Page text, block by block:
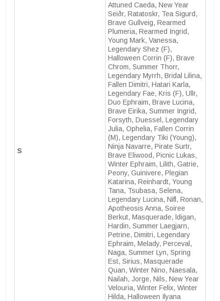
S
Attuned Caeda, New Year
Seiðr, Ratatoskr, Tea Sigurd,
Brave Gullveig, Rearmed
Plumeria, Rearmed Ingrid,
Young Mark, Vanessa,
Legendary Shez (F),
Halloween Corrin (F), Brave
Chrom, Summer Thorr,
Legendary Myrrh, Bridal Lilina,
Fallen Dimitri, Hatari Karla,
Legendary Fae, Kris (F), Ullr,
Duo Ephraim, Brave Lucina,
Brave Eirika, Summer Ingrid,
Forsyth, Duessel, Legendary
Julia, Ophelia, Fallen Corrin
(M), Legendary Tiki (Young),
Ninja Navarre, Pirate Surtr,
Brave Eliwood, Picnic Lukas,
Winter Ephraim, Lilith, Gatrie,
Peony, Guinivere, Plegian
Katarina, Reinhardt, Young
Tana, Tsubasa, Selena,
Legendary Lucina, Nifl, Ronan,
Apotheosis Anna, Soiree
Berkut, Masquerade, ldigan,
Hardin, Summer Laegjarn,
Petrine, Dimitri, Legendary
Ephraim, Melady, Perceval,
Naga, Summer Lyn, Spring
Est, Sirius, Masquerade
Quan, Winter Nino, Naesala,
Nailah, Jorge, Nils, New Year
Velouria, Winter Felix, Winter
Hilda, Halloween Ilyana